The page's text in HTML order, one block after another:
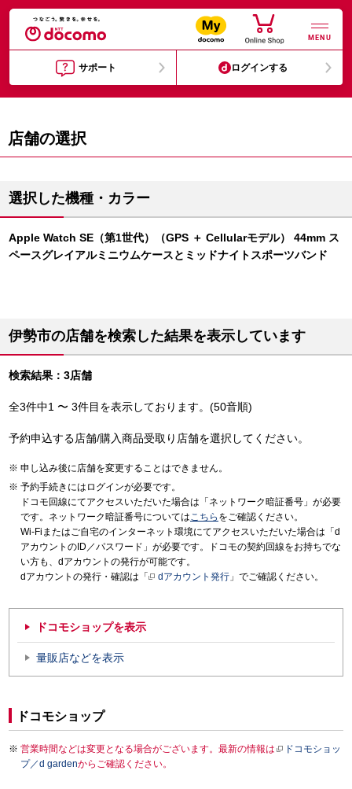
MENU
サポート ログインする
店舗の選択
選択した機種・カラー
Apple Watch SE（第1世代）（GPS ＋ Cellularモデル） 44mm ス
ペースグレイアルミニウムケースとミッドナイトスポーツバンド
伊勢市の店舗を検索した結果を表示しています
検索結果：3店舗
全3件中1 〜 3件目を表示しております。(50音順)
予約申込する店舗/購入商品受取り店舗を選択してください。
申し込み後に店舗を変更することはできません。
予約手続きにはログインが必要です。
ドコモ回線にてアクセスいただいた場合は「ネットワーク暗証番号」が必要
です。ネットワーク暗証番号についてはこちら をご確認ください。
Wi-Fiまたはご自宅のインターネット環境にてアクセスいただいた場合は「d
アカウントのID／パスワード」が必要です。ドコモの契約回線をお持ちでな
い方も、dアカウントの発行が可能です。
dアカウントの発行・確認は「
dアカウント発行 」でご確認ください。
ドコモショップを表示
量販店などを表示
ドコモショップ
営業時間などは変更となる場合がございます。最新の情報は
ドコモショッ
プ／d gardenからご確認ください。